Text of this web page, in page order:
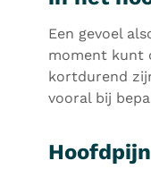
Een gevoel
moment kunt
kortdurend
vooral bij